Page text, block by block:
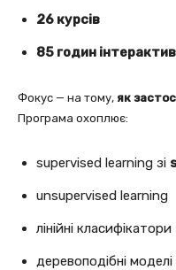
26 курсів
85 годин
Фокус — на тому, як
Програма охоплює:
supervised learning зі
unsupervised learning
лінійні класифікатори
деревоподібні